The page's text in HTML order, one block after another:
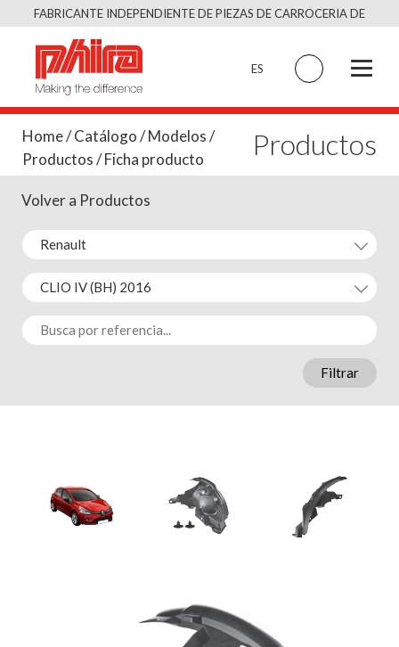
Saltar
FABRICANTE INDEPENDIENTE DE PIEZAS DE CARROCERIA DE
CALIDAD EQUIVALENTE AL ORIGINAL
ES
Home/Catálogo/Modelos/
Productos/ Ficha producto Productos
Volver a Productos
Filtrar